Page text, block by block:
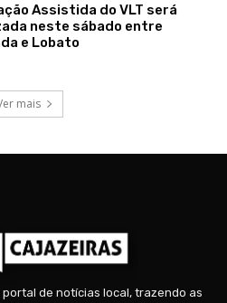
Assistida do VLT será
neste sábado entre
e Lobato
mais
de notícias local, trazendo as